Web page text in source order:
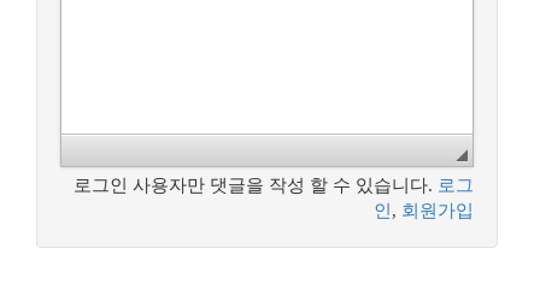
로그인 사용자만 댓글을 작성 할 수 있습니다. 로그
인 , 회원가입